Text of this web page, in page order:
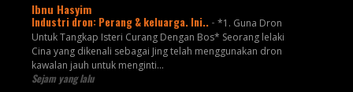
Ibnu Hasyim
Industri dron: Perang & keluarga. Ini.. - *1. Guna Dron
Untuk Tangkap Isteri Curang Dengan Bos* Seorang lelaki
Cina yang dikenali sebagai Jing telah menggunakan dron
kawalan jauh untuk menginti...
Sejam yang lalu